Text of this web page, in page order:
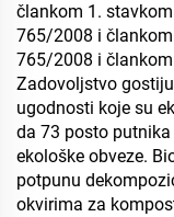
člankom 1.
765/2008 i člankom
765/2008 i
Zadovoljstvo
ugodnosti koje su
da 73 posto
ekološke obveze.
potpunu
okvirima za